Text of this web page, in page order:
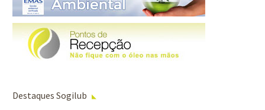
Destaques Sogilub